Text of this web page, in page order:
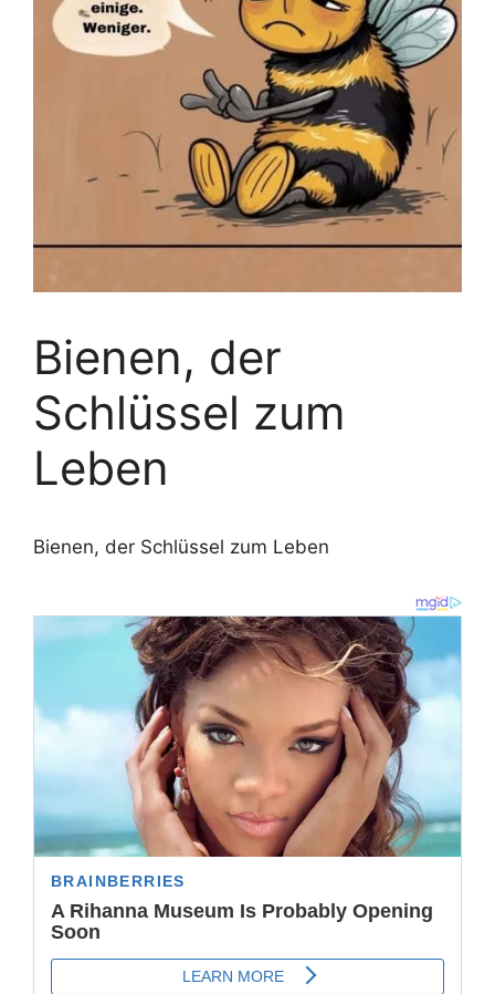
Bienen, der
Schlüssel zum
Leben
Bienen, der Schlüssel zum Leben